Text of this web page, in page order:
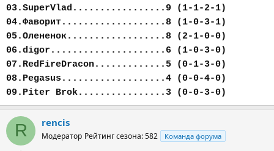
03.SuperVlad.................9 (1-1-2-1)
04.Фаворит...................8 (1-0-3-1)
05.Олененок..................8 (2-1-0-0)
06.digor.....................6 (1-0-3-0)
07.RedFireDracon.............5 (0-1-3-0)
08.Pegasus...................4 (0-0-4-0)
09.Piter Brok................3 (0-0-3-0)
R rencis
Модератор Рейтинг сезона: 582 Команда форума